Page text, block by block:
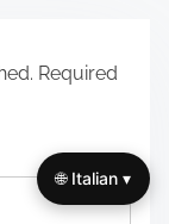
Required
🌐 Italian ▾